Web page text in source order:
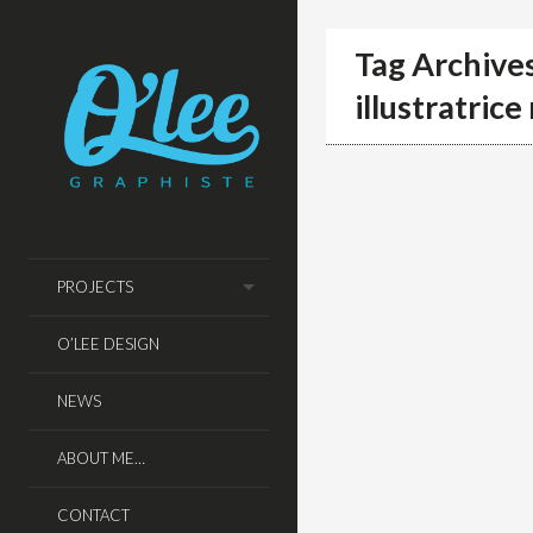
PROJECTS
O’LEE DESIGN
NEWS
ABOUT ME…
CONTACT
Tag
illustratrice